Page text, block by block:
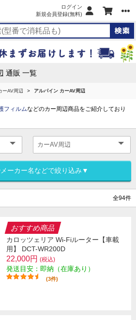
ログイン
新規会員登録(無料)
通販 一覧
ーAV周辺 アルパイン カーAV周辺
フィルムなどのカー周辺商品をご紹介しており
ーカー名などで絞り込み▼
全94件
おすすめ商品
カロッツェリア Wi-Fiルーター【車載
用】 DCT-WR200D
22,000円 (税込)
発送目安：即納（在庫あり）
(3件)